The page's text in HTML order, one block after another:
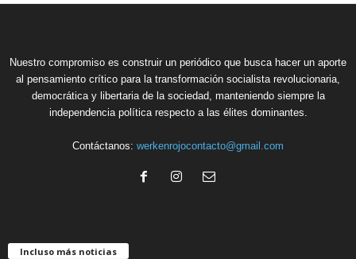
Nuestro compromiso es construir un periódico que busca hacer un aporte
al pensamiento crítico para la transformación socialista revolucionaria,
democrática y libertaria de la sociedad, manteniendo siempre la
independencia política respecto a las élites dominantes.
Contáctanos: werkenrojocontacto@gmail.com
Incluso más noticias